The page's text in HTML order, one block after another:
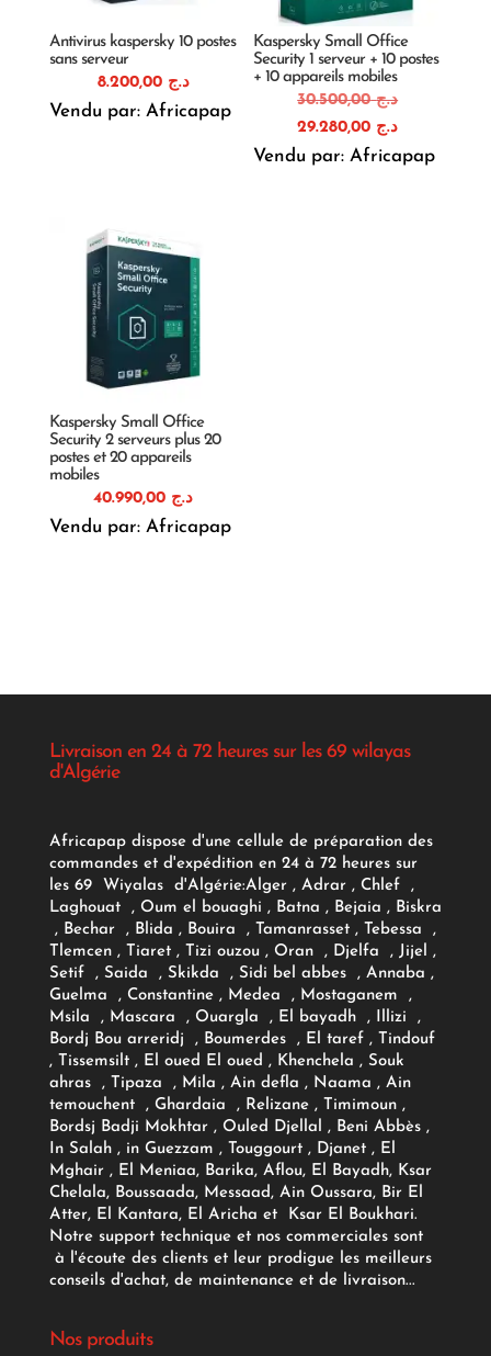
Antivirus kaspersky 10 postes
sans serveur
د.ج 8.200,00
Vendu par: Africapap
Kaspersky Small Office
Security 1 serveur + 10 postes
+ 10 appareils mobiles
د.ج30.500,00
Le
prix
initial
د.جLe
prix
Vendu par: Africapap
Kaspersky Small Office
Security 2 serveurs plus 20
postes et 20 appareils
mobiles
د.ج
Vendu par: Africapap
Livraison en 24 à 72 heures sur les 69 wilayas
d'Algérie
Africapap dispose d'une cellule de préparation des
commandes et d'expédition en 24 à 72 heures sur
les 69 Wiyalas d'Algérie:Alger , Adrar, Chlef ,
Laghouat , Oum el bouaghi , Batna , Bejaia , Biskra
, Bechar , Blida , Bouira , Tamanrasset , Tebessa ,
Tlemcen , Tiaret , Tizi ouzou , Oran , Djelfa , Jijel ,
Setif , Saida , Skikda , Sidi bel abbes , Annaba ,
Guelma , Constantine , Medea , Mostaganem ,
Msila , Mascara , Ouargla , El bayadh , Illizi ,
Bordj Bou arreridj , Boumerdes , El taref , Tindouf
, Tissemsilt , El oued El oued , Khenchela , Souk
ahras , Tipaza , Mila , Ain defla , Naama , Ain
temouchent , Ghardaia , Relizane , Timimoun ,
Bordsj Badji Mokhtar , Ouled Djellal , Beni Abbès ,
In Salah , in Guezzam , Touggourt , Djanet , El
Mghair , El Meniaa, Barika, Aflou, El Bayadh, Ksar
Chelala, Boussaada, Messaad, Ain Oussara, Bir El
Atter, El Kantara, El Aricha et Ksar El Boukhari.
Notre support technique et nos commerciales sont
à l'écoute des clients et leur prodigue les meilleurs
conseils d'achat, de maintenance et de livraison...
Nos produits